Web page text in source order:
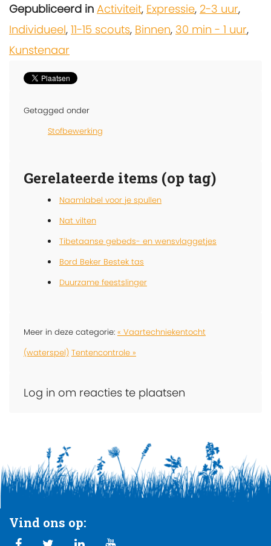
Gepubliceerd in Activiteit, Expressie, 2-3 uur,
Individueel, 11-15 scouts, Binnen, 30 min - 1 uur,
Kunstenaar
Getagged onder
Stofbewerking
Gerelateerde items (op tag)
Naamlabel voor je spullen
Nat vilten
Tibetaanse gebeds- en wensvlaggetjes
Bord Beker Bestek tas
Duurzame feestslinger
Meer in deze categorie: « Vaartechniekentocht
(waterspel) Tentencontrole »
Log in om reacties te plaatsen
Vind ons op: